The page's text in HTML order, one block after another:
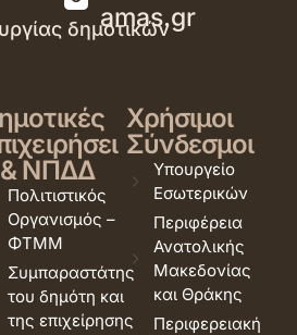
amas.gr
δημοτικών
ΝΠΔΔ
Πολιτιστικός
Οργανισμός –
ΦΤΜΜ
Συμπαραστάτης
του δημότη και
της επιχείρησης
Χρήσιμοι
Σύνδεσμοι
Υπουργείο
Εσωτερικών
Περιφέρεια
Ανατολικής
Μακεδονίας
και Θράκης
Περιφερειακή